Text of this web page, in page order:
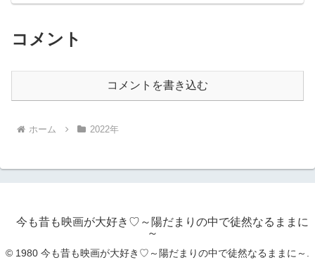
コメント
コメントを書き込む
ホーム 2022年
今も昔も映画が大好き♡～陽だまりの中で徒然なるままに
～
© 1980 今も昔も映画が大好き♡～陽だまりの中で徒然なるままに～.